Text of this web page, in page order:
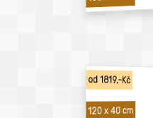
od 1819,-Kč
120 x 40 cm